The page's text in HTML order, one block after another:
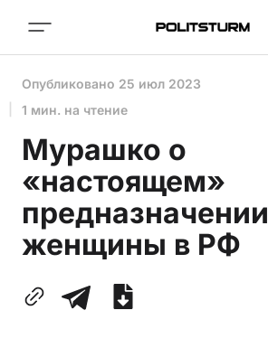
Опубликовано 25 июл 2023
1 мин. на чтение
Мурашко о
«настоящем»
предназначении
женщины в РФ